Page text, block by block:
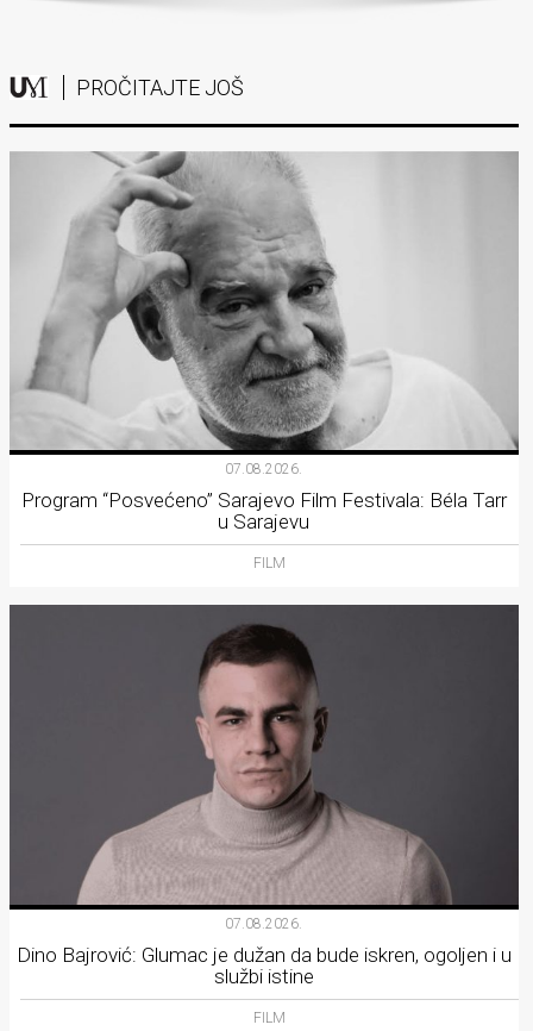
PROČITAJTE JOŠ
07.08.2026.
Program “Posvećeno” Sarajevo Film Festivala: Béla Tarr
u Sarajevu
FILM
07.08.2026.
Dino Bajrović: Glumac je dužan da bude iskren, ogoljen i u
službi istine
FILM